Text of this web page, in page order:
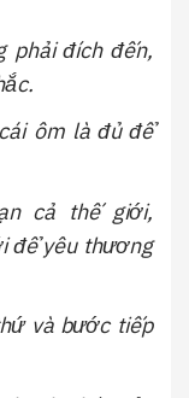
phải đích đến,
ôm là đủ để
cả thế giới,
để yêu thương
và bước tiếp